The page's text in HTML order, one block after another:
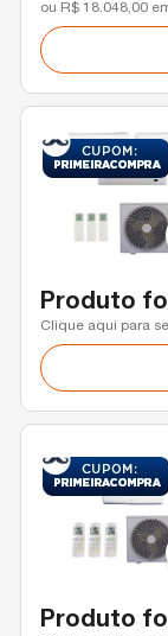
ou R$ 18.048,00
Produto
Clique aqui para
Produto